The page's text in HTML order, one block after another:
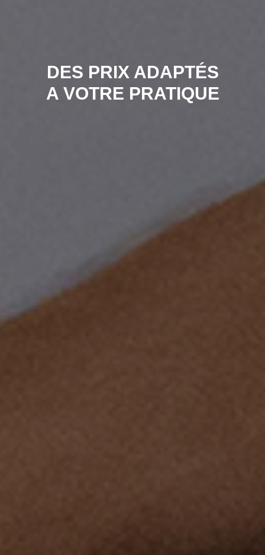
DES PRIX ADAPTÉS
A VOTRE PRATIQUE